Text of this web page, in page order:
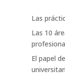
Las
Las 10
El papel